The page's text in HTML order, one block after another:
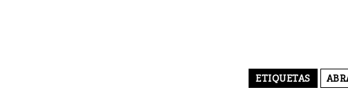
ETIQUETAS